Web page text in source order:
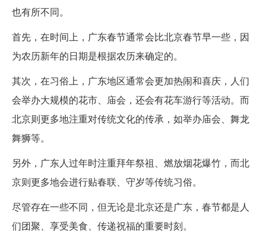
也有所不同。
首先，在时间上，广东春节通常会比北京春节早一些，因
为农历新年的日期是根据农历来确定的。
其次，在习俗上，广东地区通常会更加热闹和喜庆，人们
会举办大规模的花市、庙会，还会有花车游行等活动。而
北京则更多地注重对传统文化的传承，如举办庙会、舞龙
舞狮等。
另外，广东人过年时注重拜年祭祖、燃放烟花爆竹，而北
京则更多地会进行贴春联、守岁等传统习俗。
尽管存在一些不同，但无论是北京还是广东，春节都是人
们团聚、享受美食、传递祝福的重要时刻。